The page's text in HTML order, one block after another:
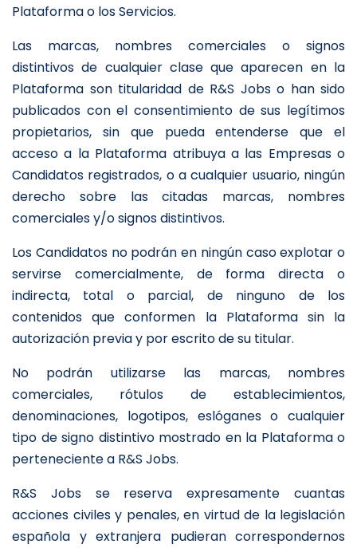
Plataforma o los Servicios.
Las marcas, nombres comerciales o signos
distintivos de cualquier clase que aparecen en la
Plataforma son titularidad de R&S Jobs o han sido
publicados con el consentimiento de sus legítimos
propietarios, sin que pueda entenderse que el
acceso a la Plataforma atribuya a las Empresas o
Candidatos registrados, o a cualquier usuario, ningún
derecho sobre las citadas marcas, nombres
comerciales y/o signos distintivos.
Los Candidatos no podrán en ningún caso explotar o
servirse comercialmente, de forma directa o
indirecta, total o parcial, de ninguno de los
contenidos que conformen la Plataforma sin la
autorización previa y por escrito de su titular.
No podrán utilizarse las marcas, nombres
comerciales, rótulos de establecimientos,
denominaciones, logotipos, eslóganes o cualquier
tipo de signo distintivo mostrado en la Plataforma o
perteneciente a R&S Jobs.
R&S Jobs se reserva expresamente cuantas
acciones civiles y penales, en virtud de la legislación
española y extranjera pudieran correspondernos